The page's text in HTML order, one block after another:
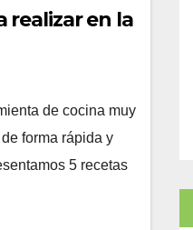
realizar en la
de cocina muy
forma rápida y
5 recetas